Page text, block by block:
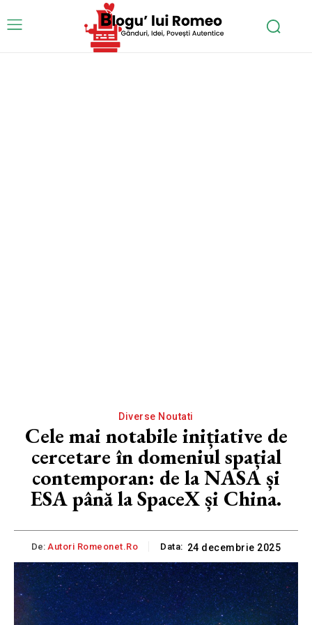
Diverse Noutati
Cele mai notabile inițiative de
cercetare în domeniul spațial
contemporan: de la NASA și
ESA până la SpaceX și China.
De: Autori Romeonet.ro Data: 24 decembrie 2025